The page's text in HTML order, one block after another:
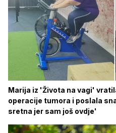
Marija iz 'Života na vagi'
operacije tumora i poslala
sretna jer sam još ovdje'